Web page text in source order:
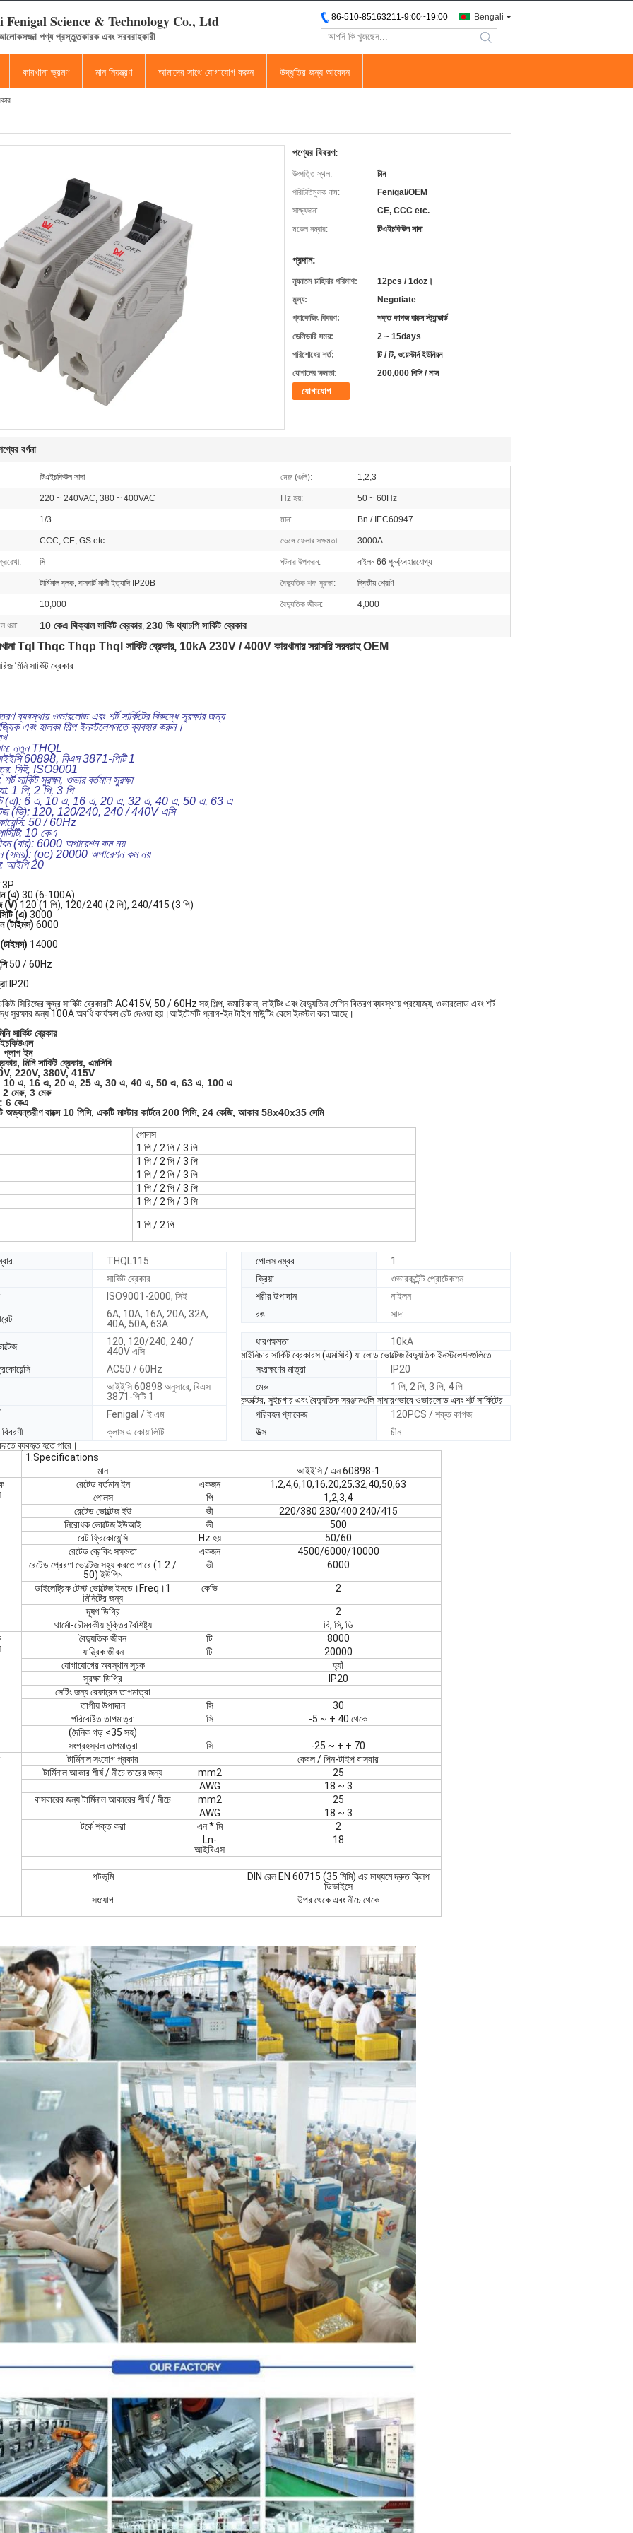
Fenigal Science & Technology Co., Ltd
পণ্য প্রস্তুতকারক এবং সরবরাহকারী
Bengali
86-510-85163211-9:00~19:00
search
কারখানা ভ্রমণ মান নিয়ন্ত্রণ আমাদের সাথে যোগাযোগ করুন উদ্ধৃতির জন্য আবেদন
পণ্যের বিবরণ:
উৎপত্তি স্থল:
চীন
পরিচিতিমুলক নাম:
Fenigal/OEM
সাক্ষ্যদান:
CE, CCC etc.
মডেল নম্বার:
টিএইচকিউল সাদা
প্রদান:
ন্যূনতম চাহিদার পরিমাণ:
12pcs / 1doz।
মূল্য:
Negotiate
প্যাকেজিং বিবরণ:
শক্ত কাগজ বাক্সে স্ট্যান্ডার্ড
ডেলিভারি সময়:
2 ~ 15days
পরিশোধের শর্ত:
টি / টি, ওয়েস্টার্ন ইউনিয়ন
যোগানের ক্ষমতা:
200,000 পিসি / মাস
যোগাযোগ
বর্ণনা
টিএইচকিউল সাদা মেরু (গুলি): 1,2,3
220 ~ 240VAC, 380 ~ 400VAC Hz হয়: 50 ~ 60Hz
1/3 মান: Bn / IEC60947
CCC, CE, GS etc. ভেঙ্গে ফেলার সক্ষমতা: 3000A
সি ঘটনার উপকরন: নাইলন 66 পুনর্ব্যবহারযোগ্য
টার্মিনাল ব্লক, বাসবার্ট নালী ইত্যাদি IP20B বৈদ্যুতিক শক সুরক্ষা: দ্বিতীয় শ্রেণি
10,000 বৈদ্যুতিক জীবন: 4,000
ধরা: 10 কেএ থিক্যাল সার্কিট ব্রেকার, 230 ভি থ্যাচপি সার্কিট ব্রেকার
Tql Thqc Thqp Thql সার্কিট ব্রেকার, 10kA 230V / 400V কারখানার সরাসরি সরবরাহ OEM
মিনি সার্কিট ব্রেকার
ব্যবস্থায় ওভারলোড এবং শর্ট সার্কিটের বিরুদ্ধে সুরক্ষার জন্য
এবং হালকা শিল্প ইনস্টলেশনতে ব্যবহার করুন।
নতুন THQL
আইইসি 60898, বিএস 3871-পিটি 1
সিই, ISO9001
সার্কিট সুরক্ষা, ওভার বর্তমান সুরক্ষা
1 পি, 2 পি, 3 পি
(এ): 6 এ, 10 এ, 16 এ, 20 এ, 32 এ, 40 এ, 50 এ, 63 এ
(ভি): 120, 120/240, 240 / 440V এসি
50 / 60Hz
10 কেএ
(বার): 6000 অপারেশন কম নয়
(সময়): (oc) 20000 অপারেশন কম নয়
আইপি 20
3P
(এ) 30 (6-100A)
(V) 120 (1 পি), 120/240 (2 পি), 240/415 (3 পি)
(এ) 3000
(টাইমস) 6000
(টাইমস) 14000
50 / 60Hz
IP20
সিরিজের ক্ষুদ্র সার্কিট ব্রেকারটি AC415V, 50 / 60Hz সহ শিল্প, কমারিকাল, লাইটিং এবং বৈদ্যুতিন মেশিন বিতরণ ব্যবস্থায় প্রযোজ্য, ওভারলোড এবং শর্ট
সুরক্ষার জন্য 100A অবধি কার্যক্ষম রেট দেওয়া হয়।আইটেমটি প্লাগ-ইন টাইপ মাউন্টিং বেসে ইনস্টল করা আছে।
সার্কিট ব্রেকার
প্লাগ ইন
মিনি সার্কিট ব্রেকার, এমসিবি
220V, 380V, 415V
এ, 10 এ, 16 এ, 20 এ, 25 এ, 30 এ, 40 এ, 50 এ, 63 এ, 100 এ
মেরু, 3 মেরু
6 কেএ
অভ্যন্তরীণ বাক্সে 10 পিসি, একটি মাস্টার কার্টনে 200 পিসি, 24 কেজি, আকার 58x40x35 সেমি
পোলস
1 পি / 2 পি / 3 পি
1 পি / 2 পি / 3 পি
1 পি / 2 পি / 3 পি
1 পি / 2 পি / 3 পি
1 পি / 2 পি / 3 পি
1 পি / 2 পি
THQL115 পোলস নম্বর
1
সার্কিট ব্রেকার ক্রিয়া
ওভারকন্টেন্ট প্রোটেকশন
ISO9001-2000, সিই শরীর উপাদান
নাইলন
6A, 10A, 16A, 20A, 32A,
40A, 50A, 63A
রঙ সাদা
120, 120/240, 240 /
440V এসি
ধারণক্ষমতা 10kA
AC50 / 60Hz সংরক্ষণের মাত্রা
IP20
আইইসি 60898 অনুসারে, বিএস
3871-পিটি 1
মেরু 1 পি, 2 পি, 3 পি, 4 পি
Fenigal / ই এম পরিবহন প্যাকেজ
120PCS / শক্ত কাগজ
ক্লাস এ কোয়ালিটি উত্স চীন
মাইনিচার সার্কিট ব্রেকারস (এমসিবি) যা লোড ভোল্টেজ বৈদ্যুতিক ইনস্টলেশনগুলিতে
কন্ডাক্টর, সুইচগার এবং বৈদ্যুতিক সরঞ্জামগুলি সাধারণভাবে ওভারলোড এবং শর্ট সার্কিটের
ব্যবহৃত হতে পারে।
1.Specifications
মান
আইইসি / এন 60898-1
রেটেড বর্তমান ইন একজন
1,2,4,6,10,16,20,25,32,40,50,63
পোলস
পি
1,2,3,4
রেটেড ভোল্টেজ ইউ
ভী
220/380 230/400 240/415
নিরোধক ভোল্টেজ ইউআই
ভী
500
রেট ফ্রিকোয়েন্সি
Hz হয়
50/60
রেটেড ব্রেকিং সক্ষমতা
একজন
4500/6000/10000
রেটেড প্রেরণা ভোল্টেজ সহ্য করতে পারে (1.2 /
50) ইউপিম
ভী 6000
ডাইলেট্রিক টেস্ট ভোল্টেজ ইনডে।Freq।1
মিনিটের জন্য
কেভি 2
দূষণ ডিগ্রি
2
থার্মো-চৌম্বকীয় মুক্তির বৈশিষ্ট্য
বি, সি, ডি
বৈদ্যুতিক জীবন টি
8000
যান্ত্রিক জীবন
টি
20000
যোগাযোগের অবস্থান সূচক
হ্যাঁ
সুরক্ষা ডিগ্রি
lP20
সেটিং জন্য রেফারেন্স তাপমাত্রা
তাপীয় উপাদান
সি
30
পরিবেষ্টিত তাপমাত্রা
সি
-5 ~ + 40 থেকে
(দৈনিক গড় <35 সহ)
সংগ্রহস্থল তাপমাত্রা
সি
-25 ~ + + 70
টার্মিনাল সংযোগ প্রকার
কেবল / পিন-টাইপ বাসবার
টার্মিনাল আকার শীর্ষ / নীচে তারের জন্য
mm2
25
AWG
18 ~ 3
বাসবারের জন্য টার্মিনাল আকারের শীর্ষ / নীচে
mm2
25
AWG
18 ~ 3
টর্কে শক্ত করা
এন * মি
2
Ln-
আইবিএস
18
পটভূমি
DIN রেল EN 60715 (35 মিমি) এর মাধ্যমে দ্রুত ক্লিপ
ডিভাইসে
সংযোগ
উপর থেকে এবং নীচে থেকে